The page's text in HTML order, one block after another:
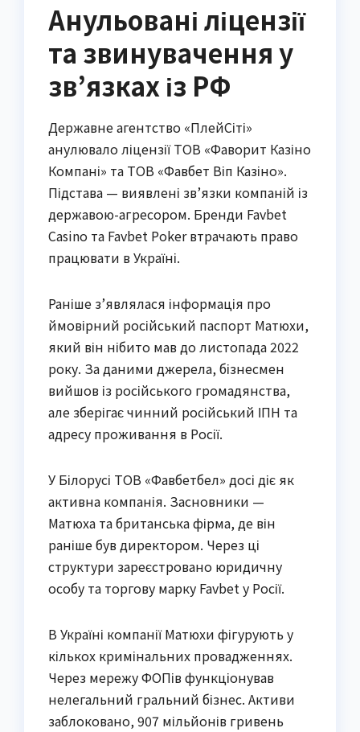
Анульовані ліцензії
та звинувачення у
зв’язках із РФ
Державне агентство «ПлейСіті»
анулювало ліцензії ТОВ «Фаворит Казіно
Компані» та ТОВ «Фавбет Віп Казіно».
Підстава — виявлені зв’язки компаній із
державою-агресором. Бренди Favbet
Casino та Favbet Poker втрачають право
працювати в Україні.
Раніше з’являлася інформація про
ймовірний російський паспорт Матюхи,
який він нібито мав до листопада 2022
року. За даними джерела, бізнесмен
вийшов із російського громадянства,
але зберігає чинний російський ІПН та
адресу проживання в Росії.
У Білорусі ТОВ «Фавбетбел» досі діє як
активна компанія. Засновники —
Матюха та британська фірма, де він
раніше був директором. Через ці
структури зареєстровано юридичну
особу та торгову марку Favbet у Росії.
В Україні компанії Матюхи фігурують у
кількох кримінальних провадженнях.
Через мережу ФОПів функціонував
нелегальний гральний бізнес. Активи
заблоковано, 907 мільйонів гривень